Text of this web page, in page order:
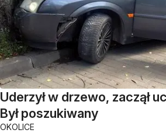
Uderzył w drzewo, zaczął
Był poszukiwany
OKOLICE